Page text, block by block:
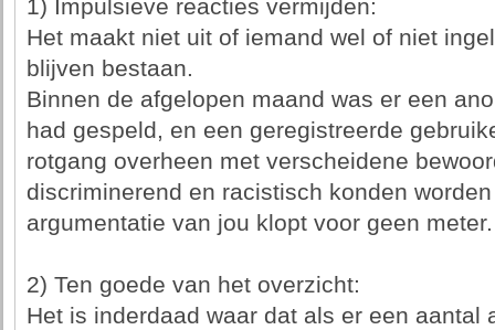
1) Impulsieve reacties vermijden:
Het maakt niet uit of iemand wel of niet
blijven bestaan.
Binnen de afgelopen maand was er een
had gespeld, en een geregistreerde
rotgang overheen met verscheidene
discriminerend en racistisch konden
argumentatie van jou klopt voor geen meter.
2) Ten goede van het overzicht:
Het is inderdaad waar dat als er een aantal